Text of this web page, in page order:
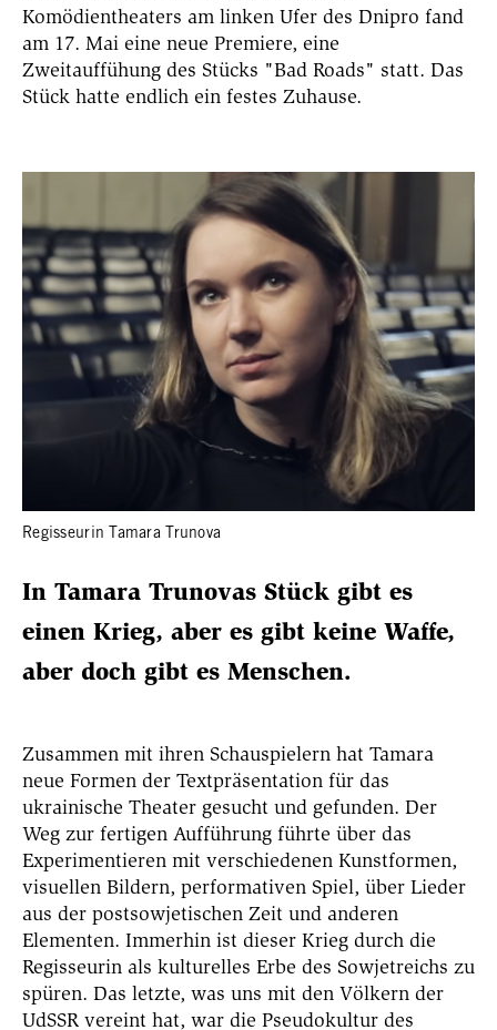
Komödientheaters am linken Ufer des Dnipro fand
am 17. Mai eine neue Premiere, eine
Zweitauffühung des Stücks "Bad Roads" statt. Das
Stück hatte endlich ein festes Zuhause.
Regisseurin Tamara Trunova
In Tamara Trunovas Stück gibt es
einen Krieg, aber es gibt keine Waffe,
aber doch gibt es Menschen.
Zusammen mit ihren Schauspielern hat Tamara
neue Formen der Textpräsentation für das
ukrainische Theater gesucht und gefunden. Der
Weg zur fertigen Aufführung führte über das
Experimentieren mit verschiedenen Kunstformen,
visuellen Bildern, performativen Spiel, über Lieder
aus der postsowjetischen Zeit und anderen
Elementen. Immerhin ist dieser Krieg durch die
Regisseurin als kulturelles Erbe des Sowjetreichs zu
spüren. Das letzte, was uns mit den Völkern der
UdSSR vereint hat, war die Pseudokultur des